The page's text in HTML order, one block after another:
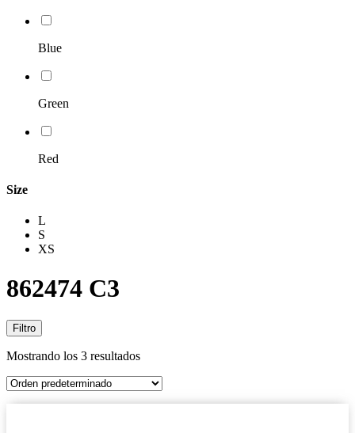
Blue
Green
Red
Size
L
S
XS
862474 C3
Filtro
Mostrando los 3 resultados